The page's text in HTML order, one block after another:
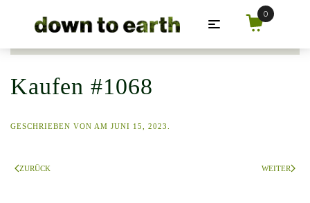
Zum Hauptinhalt springen
Kaufen #1068
GESCHRIEBEN VON AM JUNI 15, 2023
ZURÜCK WEITER